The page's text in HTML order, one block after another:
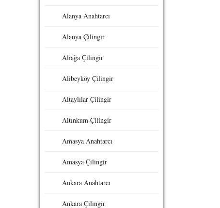
Alanya Anahtarcı
Alanya Çilingir
Aliağa Çilingir
Alibeyköy Çilingir
Altaylılar Çilingir
Altınkum Çilingir
Amasya Anahtarcı
Amasya Çilingir
Ankara Anahtarcı
Ankara Çilingir